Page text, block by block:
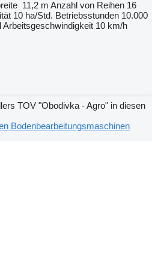
11,2 m Anzahl von Reihen 16
10 ha/Std. Betriebsstunden 10.000
Arbeitsgeschwindigkeit 10 km/h
TOV "Obodivka - Agro" in diesen
Bodenbearbeitungsmaschinen